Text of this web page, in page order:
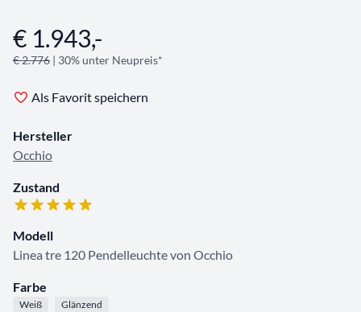
Angebotsinformationen
€ 1.943,-
€ 2.776 | 30% unter Neupreis*
Als Favorit speichern
Hersteller
Occhio
Zustand
Modell
Linea tre 120 Pendelleuchte von Occhio
Farbe
Weiß Glänzend